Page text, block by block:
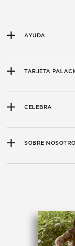
AYUDA
TARJETA
CELEBRA
SOBRE